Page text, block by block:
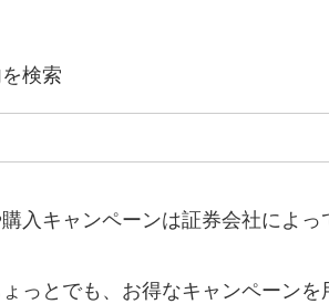
検索
入キャンペーンは証券会社によっ
っとでも、お得なキャンペーンを